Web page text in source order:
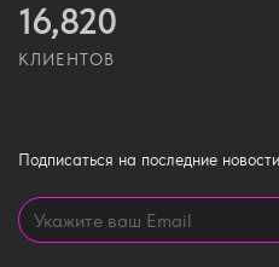
16,820
КЛИЕНТОВ
Подписаться на последние